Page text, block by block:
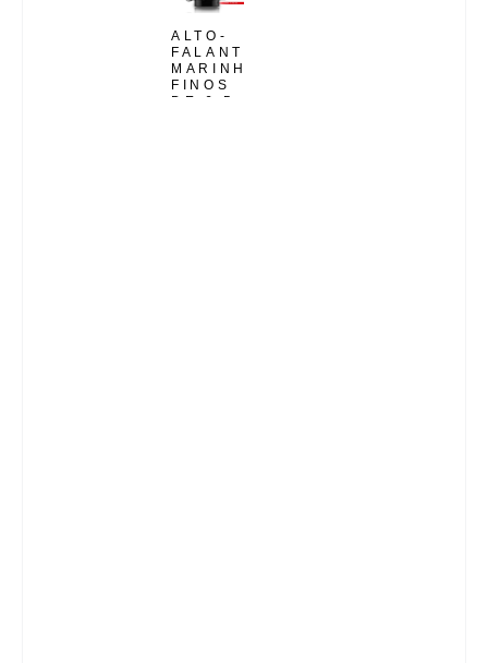
ALTO-
FALANTES
MARINHOS
FINOS
DE 6,5